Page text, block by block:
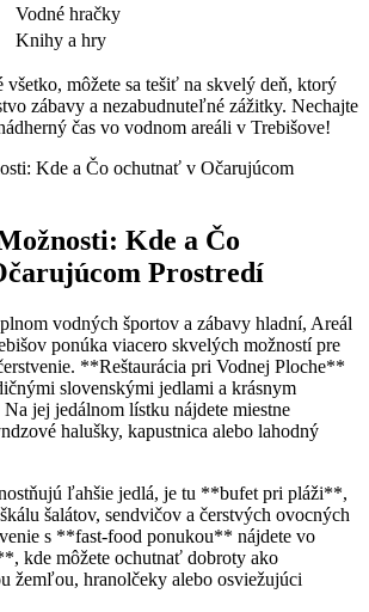
Vodné hračky
Knihy a hry
všetko, ​môžete sa tešiť na skvelý deň, ktorý
zábavy a nezabudnuteľné zážitky. Nechajte
čas vo ‍vodnom areáli v Trebišove!
Kde a⁤ Čo
Prostredí
vodných ‌športov‍ a zábavy hladní, Areál
⁤ponúka ‍viacero skvelých možností ‌pre
**Reštaurácia pri⁢ Vodnej Ploche**
slovenskými jedlami a krásnym
jej jedálnom lístku nájdete miestne
⁢halušky, kapustnica alebo lahodný
ľahšie jedlá, je tu **bufet pri pláži**,
šalátov, ‌sendvičov ⁣a čerstvých ⁤ovocných
s **fast-food ⁢ponukou** ‍nájdete vo⁣
kde môžete ochutnať⁤ dobroty ako
​žemľou, hranolčeky alebo⁣ osviežujúci⁤